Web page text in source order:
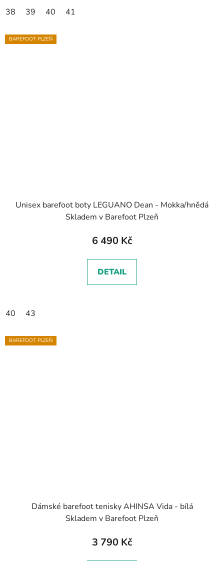
38 39 40 41
BAREFOOT PLZEŇ
Unisex barefoot boty LEGUANO Dean - Mokka/hnědá
Skladem v Barefoot Plzeň
6 490 Kč
DETAIL
40 43
BAREFOOT PLZEŇ
Dámské barefoot tenisky AHINSA Vida - bílá
Skladem v Barefoot Plzeň
3 790 Kč